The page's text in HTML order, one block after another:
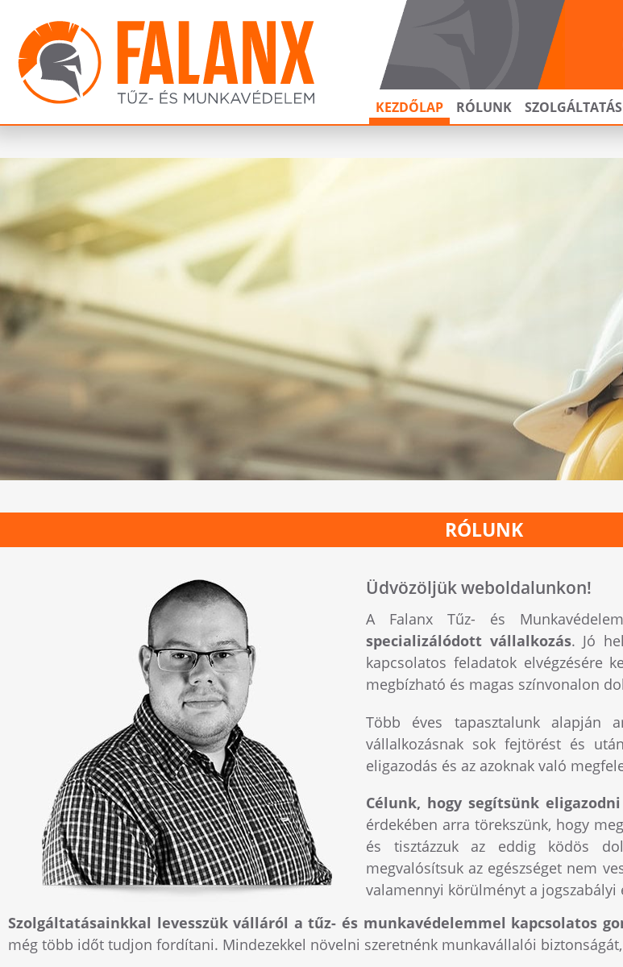
KEZDŐLAP RÓLUNK
MUNKAVÉDELEM
RÉSZLETEK
RÓLUNK
Üdvözöljük weboldalunkon!
A Falanx Tűz- és
specializálódott vállalkozás. Jó
kapcsolatos feladatok elvégzésére
megbízható és magas színvonalon
Több éves tapasztalunk alapján
vállalkozásnak sok fejtörést és
eligazodás és az azoknak való
Célunk, hogy segítsünk
érdekében arra törekszünk, hogy
és tisztázzuk az eddig ködös
megvalósítsuk az egészséget nem
valamennyi körülményt a
Szolgáltatásainkkal levesszük válláról a tűz- és munkavédelemmel kapcsolatos
még több időt tudjon fordítani. Mindezekkel növelni szeretnénk munkavállalói